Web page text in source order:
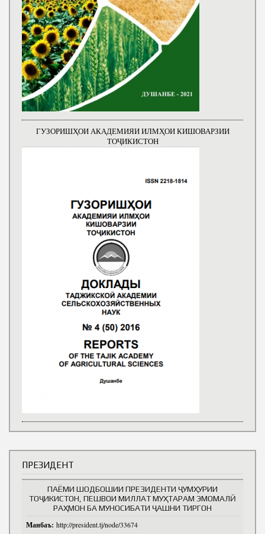
ГУЗОРИШҲОИ АКАДЕМИЯИ ИЛМҲОИ КИШОВАРЗИИ
ТОҶИКИСТОН
ПРЕЗИДЕНТ
ПАЁМИ ШОДБОШИИ ПРЕЗИДЕНТИ ҶУМҲУРИИ
ТОҶИКИСТОН, ПЕШВОИ МИЛЛАТ МУҲТАРАМ ЭМОМАЛӢ
РАҲМОН БА МУНОСИБАТИ ҶАШНИ ТИРГОН
Манбаъ: http://president.tj/node/33674